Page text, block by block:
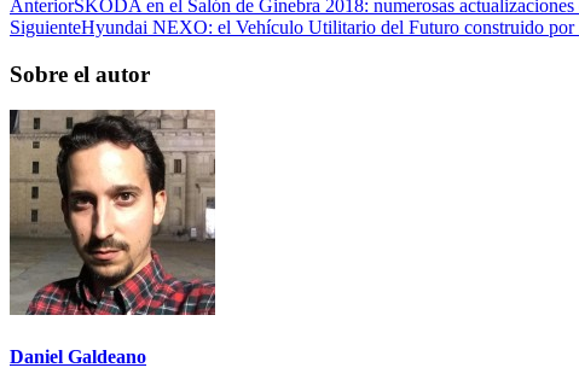
AnteriorŠKODA en el Salón de Ginebra 2018: numerosas
SiguienteHyundai NEXO: el Vehículo Utilitario del Futuro construido por
Sobre el autor
Daniel Galdeano